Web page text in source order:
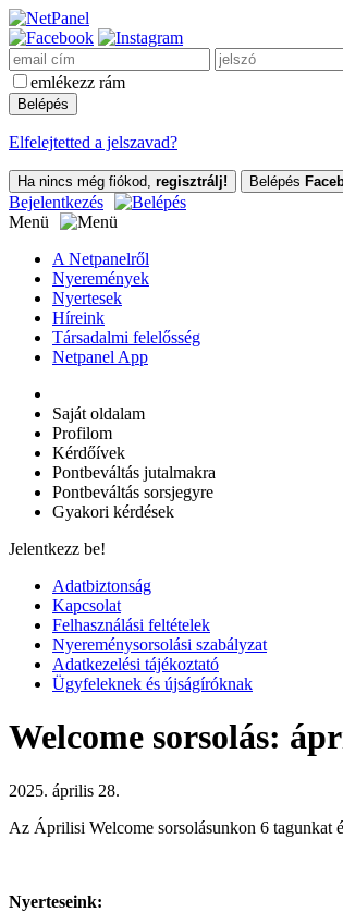
emlékezz rám
Elfelejtetted a jelszavad?
Ha nincs még fiókod, regisztrálj! Belépés
Bejelentkezés
Menü
A Netpanelről
Nyeremények
Nyertesek
Híreink
Társadalmi felelősség
Netpanel App
Saját oldalam
Profilom
Kérdőívek
Pontbeváltás jutalmakra
Pontbeváltás sorsjegyre
Gyakori kérdések
Jelentkezz be!
Adatbiztonság
Kapcsolat
Felhasználási feltételek
Nyereménysorsolási szabályzat
Adatkezelési tájékoztató
Ügyfeleknek és újságíróknak
Welcome sorsolás:
2025. április 28.
Az Áprilisi Welcome sorsolásunkon 6 tagunkat
Nyerteseink: